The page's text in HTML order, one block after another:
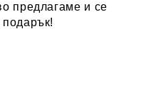
предлагаме и се